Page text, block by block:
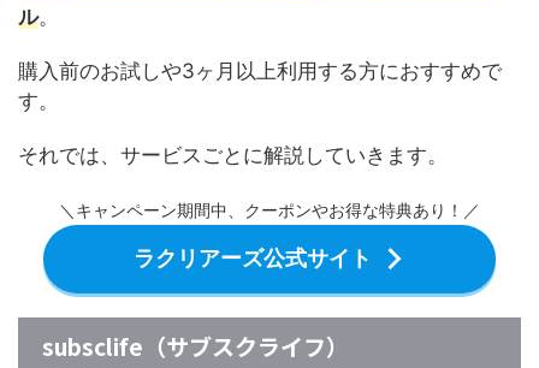
ル。
購入前のお試しや3ヶ月以上利用する方におすすめで
す。
それでは、サービスごとに解説していきます。
＼キャンペーン期間中、クーポンやお得な特典あり！／
ラクリアーズ公式サイト
subsclife（サブスクライフ）